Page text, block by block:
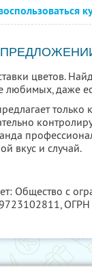
цветов.
любимых, даже
только
вкус и случай.
Общество с
,